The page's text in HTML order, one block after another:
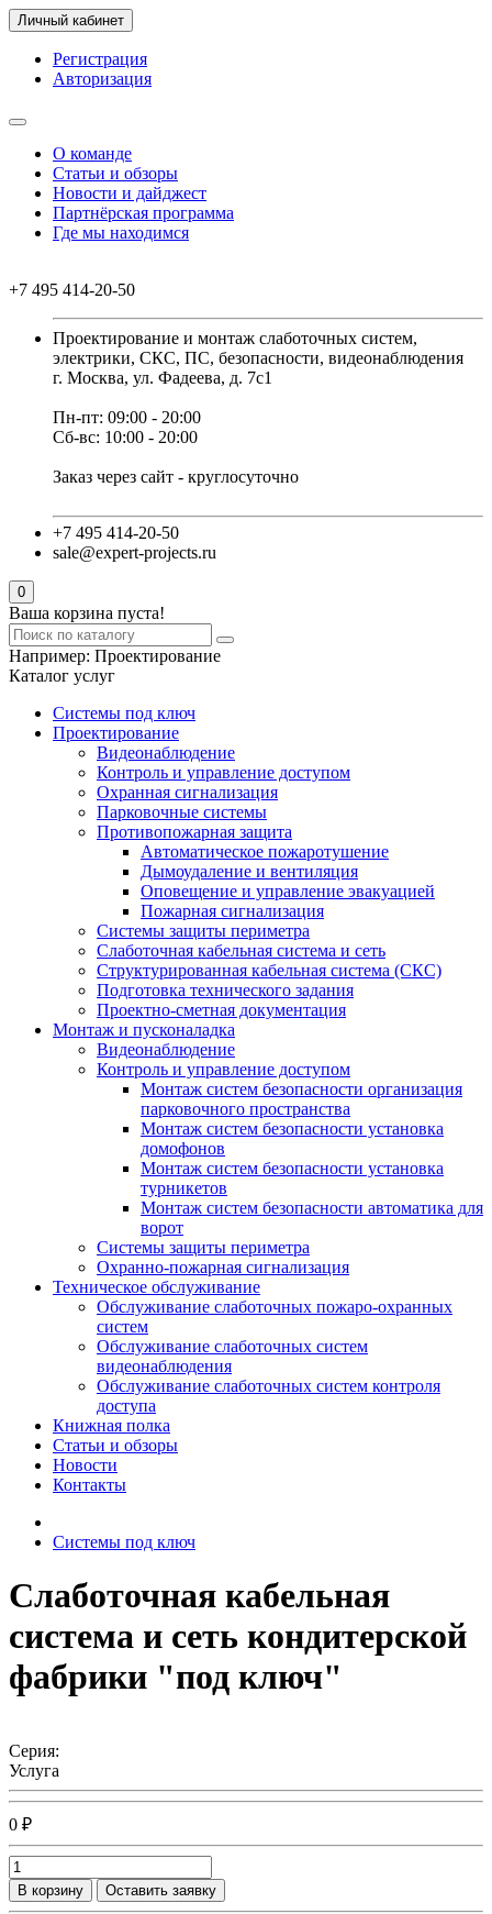
Личный кабинет
Регистрация
Авторизация
О команде
Статьи и обзоры
Новости и дайджест
Партнёрская программа
Где мы находимся
+7 495 414-20-50
Проектирование и монтаж слаботочных систем,
электрики, СКС, ПС, безопасности, видеонаблюдения
г. Москва, ул. Фадеева, д. 7с1
Пн-пт: 09:00 - 20:00
Сб-вс: 10:00 - 20:00
Заказ через сайт - круглосуточно
+7 495 414-20-50
sale@expert-projects.ru
0
Ваша корзина пуста!
Например: Проектирование
Каталог услуг
Системы под ключ
Проектирование
Видеонаблюдение
Контроль и управление доступом
Охранная сигнализация
Парковочные системы
Противопожарная защита
Автоматическое пожаротушение
Дымоудаление и вентиляция
Оповещение и управление эвакуацией
Пожарная сигнализация
Системы защиты периметра
Слаботочная кабельная система и сеть
Структурированная кабельная система (СКС)
Подготовка технического задания
Проектно-сметная документация
Монтаж и пусконаладка
Видеонаблюдение
Контроль и управление доступом
Монтаж систем безопасности организация
парковочного пространства
Монтаж систем безопасности установка
домофонов
Монтаж систем безопасности установка
турникетов
Монтаж систем безопасности автоматика для
ворот
Системы защиты периметра
Охранно-пожарная сигнализация
Техническое обслуживание
Обслуживание слаботочных пожаро-охранных
систем
Обслуживание слаботочных систем
видеонаблюдения
Обслуживание слаботочных систем контроля
доступа
Книжная полка
Статьи и обзоры
Новости
Контакты
Системы под ключ
Слаботочная кабельная
система и сеть кондитерской
фабрики "под ключ"
Серия:
Услуга
0 ₽
В корзину Оставить заявку